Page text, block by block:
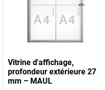
Vitrine d'affichage,
profondeur extérieure 27
mm – MAUL